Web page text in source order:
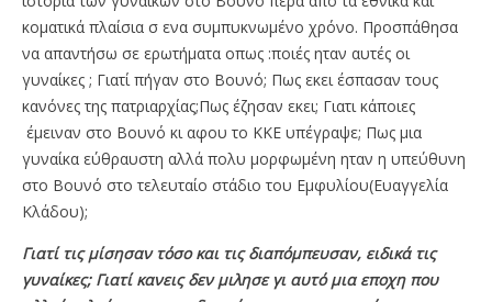
κοματικά πλαίσια σ ενα συμπυκνωμένο χρόνο. Προσπάθησα
να απαντήσω σε ερωτήματα οπως :ποιές ηταν αυτές οι
γυναίκες ; Γιατί πήγαν στο Βουνό; Πως εκει έσπασαν τους
κανόνες της πατριαρχίας;Πως έζησαν εκει; Γιατι κάποιες
έμειναν στο Βουνό κι αφου το ΚΚΕ υπέγραψε; Πως μια
γυναίκα εύθραυστη αλλά πολυ μορφωμένη ηταν η υπεύθυνη
στο Βουνό στο τελευταίο στάδιο του Εμφυλίου(Ευαγγελία
Κλάδου);
Γιατί τις μίσησαν τόσο και τις διαπόμπευσαν, ειδικά τις
γυναίκες; Γιατί κανεις δεν μιλησε γι αυτό μια εποχη που